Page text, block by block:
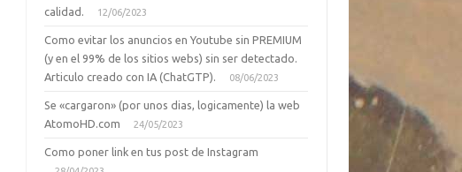
calidad.
12/06/2023
Como evitar los anuncios en Youtube sin PREMIUM
(y en el 99% de los sitios webs) sin ser detectado.
Articulo creado con IA (ChatGTP).
08/06/2023
Se «cargaron» (por unos dias, logicamente) la web
AtomoHD.com
24/05/2023
Como poner link en tus post de Instagram